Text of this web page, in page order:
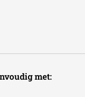
eenvoudig